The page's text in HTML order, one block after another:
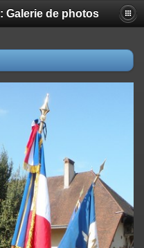
Galerie de photos